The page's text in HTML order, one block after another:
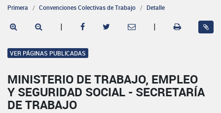
Primera Convenciones Colectivas de Trabajo Detalle
| |
VER PÁGINAS PUBLICADAS
MINISTERIO DE TRABAJO, EMPLEO
Y SEGURIDAD SOCIAL - SECRETARÍA
DE TRABAJO